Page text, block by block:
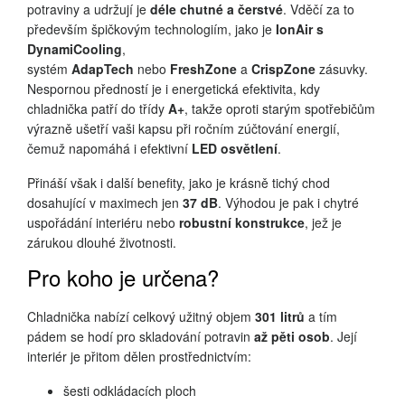
potraviny a udržují je déle chutné a čerstvé. Vděčí za to
především špičkovým technologiím, jako je IonAir s
DynamiCooling,
systém AdapTech nebo FreshZone a CrispZone zásuvky.
Nespornou předností je i energetická efektivita, kdy
chladnička patří do třídy A+, takže oproti starým spotřebičům
výrazně ušetří vaši kapsu při ročním zúčtování energií,
čemuž napomáhá i efektivní LED osvětlení.
Přináší však i další benefity, jako je krásně tichý chod
dosahující v maximech jen 37 dB. Výhodou je pak i chytré
uspořádání interiéru nebo robustní konstrukce, jež je
zárukou dlouhé životnosti.
Pro koho je určena?
Chladnička nabízí celkový užitný objem 301 litrů a tím
pádem se hodí pro skladování potravin až pěti osob. Její
interiér je přitom dělen prostřednictvím:
šesti odkládacích ploch